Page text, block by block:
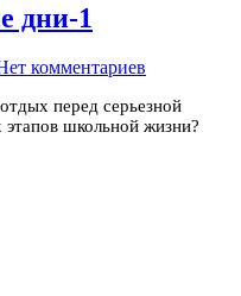
дни-1
комментариев
перед серьезной
школьной жизни?